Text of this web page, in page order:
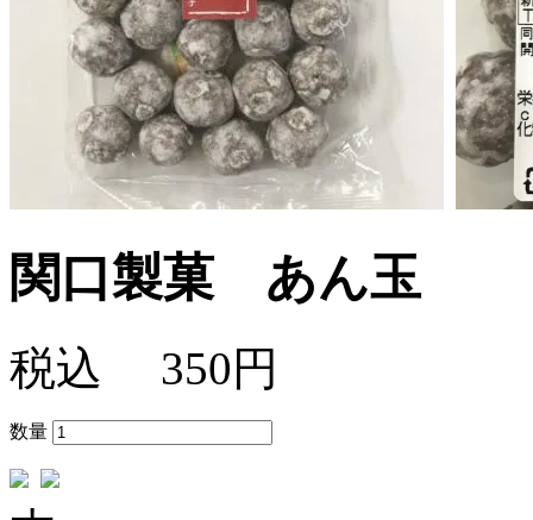
関口製菓 あん玉
税込 350円
数量